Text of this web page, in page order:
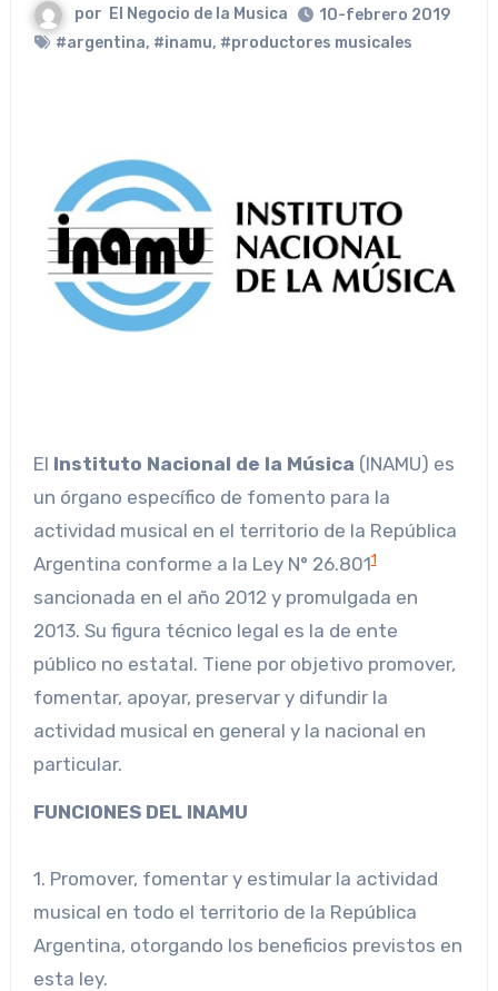
por El Negocio de la Musica
10-febrero 2019
#argentina, #inamu, #productores musicales
El Instituto Nacional de la Música (INAMU) es
un órgano específico de fomento para la
actividad musical en el territorio de la República
Argentina conforme a la Ley N° 26.8011​
sancionada en el año 2012 y promulgada en
2013. Su figura técnico legal es la de ente
público no estatal. Tiene por objetivo promover,
fomentar, apoyar, preservar y difundir la
actividad musical en general y la nacional en
particular.
FUNCIONES DEL INAMU
1. Promover, fomentar y estimular la actividad
musical en todo el territorio de la República
Argentina, otorgando los beneficios previstos en
esta ley.